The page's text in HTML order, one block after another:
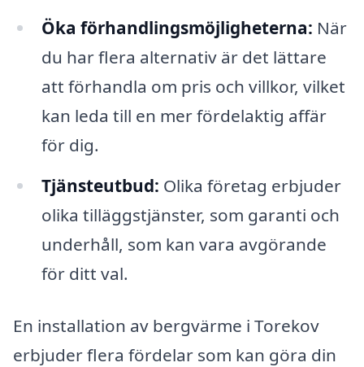
Öka förhandlingsmöjligheterna: När
du har flera alternativ är det lättare
att förhandla om pris och villkor, vilket
kan leda till en mer fördelaktig affär
för dig.
Tjänsteutbud: Olika företag erbjuder
olika tilläggstjänster, som garanti och
underhåll, som kan vara avgörande
för ditt val.
En installation av bergvärme i Torekov
erbjuder flera fördelar som kan göra din